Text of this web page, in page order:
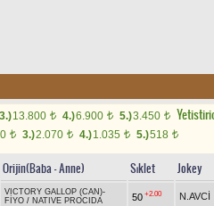
3.)13.800 t 4.)6.900 t 5.)3.450 t
t 3.)2.070 t 4.)1.035 t 5.)518 t
Orijin(Baba - Anne) Sıklet Jokey
VICTORY GALLOP (CAN)-
FİYO / NATIVE PROCIDA 50 +2.00 N.AVCİ